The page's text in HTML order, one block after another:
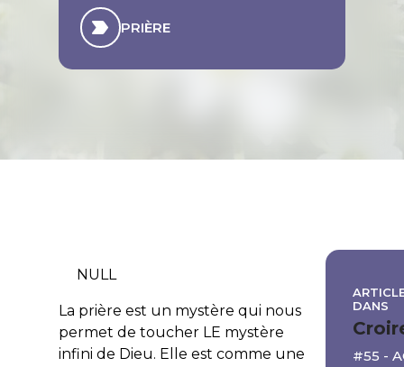
PRIÈRE
NULL
La prière est un mystère qui nous
permet de toucher LE mystère
infini de Dieu. Elle est comme une
DANS
#55 -